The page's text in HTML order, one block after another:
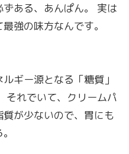
ある、あんぱん。 実は
強の味方なんです。
ギー源となる「糖質」
それでいて、クリームパ
が少ないので、胃にも